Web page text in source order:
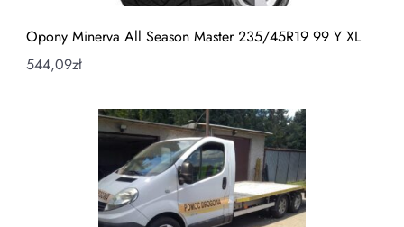
Opony Minerva All Season Master 235/45R19 99 Y XL
544,09zł